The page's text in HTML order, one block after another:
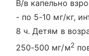
В/в капельно
- по 5-10 мг/кг,
8 ч. Детям в
250-500 мг/м2